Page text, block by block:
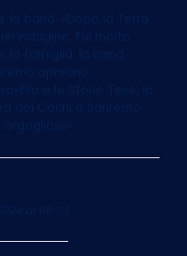
la band. «Dopo la Terra
Fui molto
la famiglia, la band.
aprirono
e le Storie Tese, la
dei Cachi a Sanremo
at 06:03